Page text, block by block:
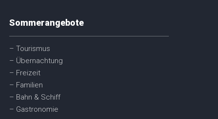
Sommerangebote
– Tourismus
– Übernachtung
– Freizeit
– Familien
– Bahn & Schiff
– Gastronomie